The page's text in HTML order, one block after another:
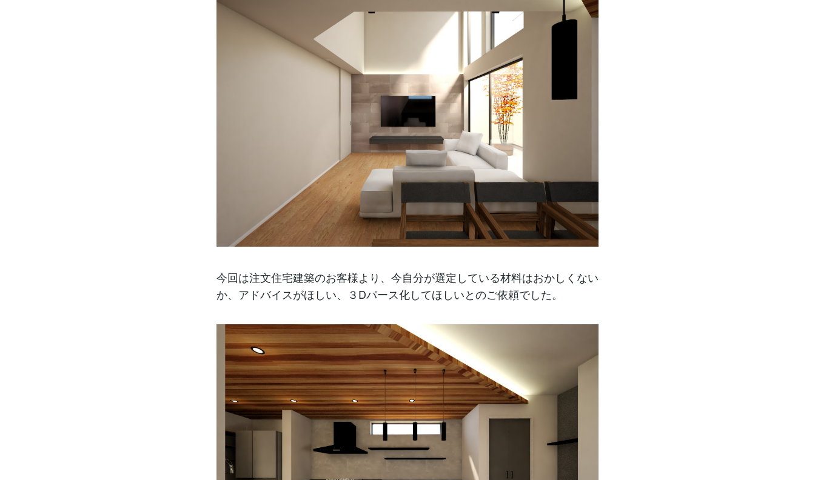
今回は注文住宅建築のお客様より、今自分が選定している材料はおかしくない
か、アドバイスがほしい、３Dパース化してほしいとのご依頼でした。